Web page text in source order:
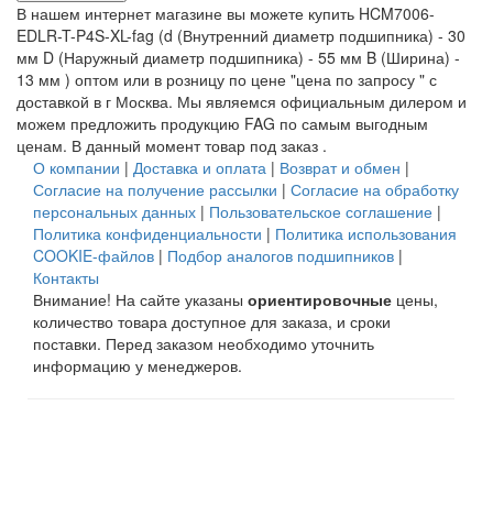
В нашем интернет магазине вы можете купить HCM7006-
EDLR-T-P4S-XL-fag (d (Внутренний диаметр подшипника) - 30
мм D (Наружный диаметр подшипника) - 55 мм B (Ширина) -
13 мм ) оптом или в розницу по цене "цена по запросу " с
доставкой в г Москва. Мы являемся официальным дилером и
можем предложить продукцию FAG по самым выгодным
ценам. В данный момент товар под заказ .
О компании | Доставка и оплата | Возврат и обмен |
Согласие на получение рассылки | Согласие на обработку
персональных данных | Пользовательское соглашение |
Политика конфиденциальности | Политика использования
COOKIE-файлов | Подбор аналогов подшипников |
Контакты
Внимание! На сайте указаны ориентировочные цены,
количество товара доступное для заказа, и сроки
поставки. Перед заказом необходимо уточнить
информацию у менеджеров.